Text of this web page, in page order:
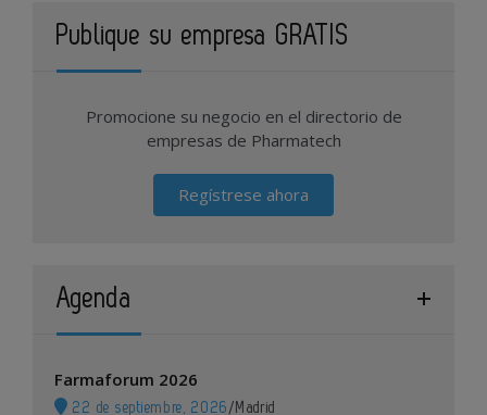
Publique su empresa GRATIS
Promocione su negocio en el directorio de
empresas de Pharmatech
Regístrese ahora
Agenda
Farmaforum 2026
22 de septiembre, 2026 / Madrid